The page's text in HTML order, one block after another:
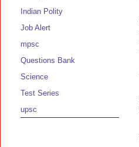
Indian Polity
Job Alert
mpsc
Questions Bank
Science
Test Series
upsc